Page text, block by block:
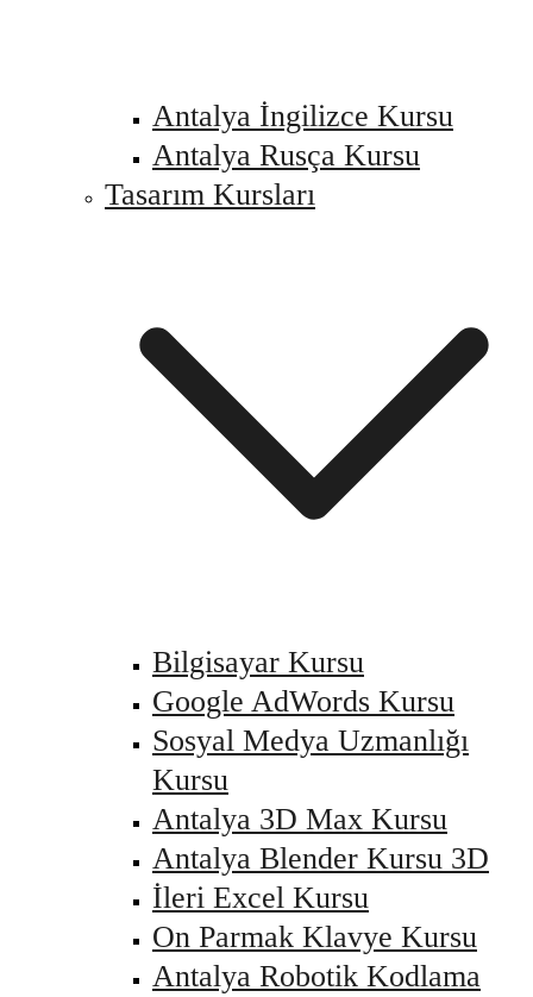
Antalya İngilizce Kursu
Antalya Rusça Kursu
Tasarım Kursları
Bilgisayar Kursu
Google AdWords Kursu
Sosyal Medya Uzmanlığı
Kursu
Antalya 3D Max Kursu
Antalya Blender Kursu 3D
İleri Excel Kursu
On Parmak Klavye Kursu
Antalya Robotik Kodlama